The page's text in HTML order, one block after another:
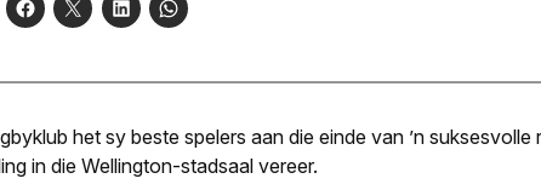
het sy beste spelers aan die einde van ’n
in die Wellington-stadsaal vereer.